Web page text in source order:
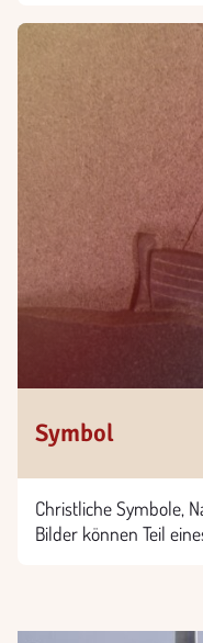
Symbol
Christliche Symbole,
Bilder können Teil